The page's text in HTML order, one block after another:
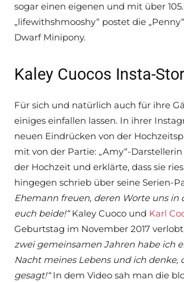
sogar einen eigenen und mit über
„lifewithshmooshy“ postet die
Dwarf Minipony.
Kaley Cuocos Insta-
Für sich und natürlich auch für ihre
einiges einfallen lassen. In ihrer
neuen Eindrücken von der
mit von der Partie: „Amy“-Darstellerin
der Hochzeit und erklärte, dass sie
hingegen schrieb über seine Serien-
Ehemann freuen, deren Worte uns in
euch beide!“Kaley Cuoco und Karl
Geburtstag im November 2017
zwei gemeinsamen Jahren habe ich
Nacht meines Lebens und ich denke,
gesagt!“In dem Video sah man die